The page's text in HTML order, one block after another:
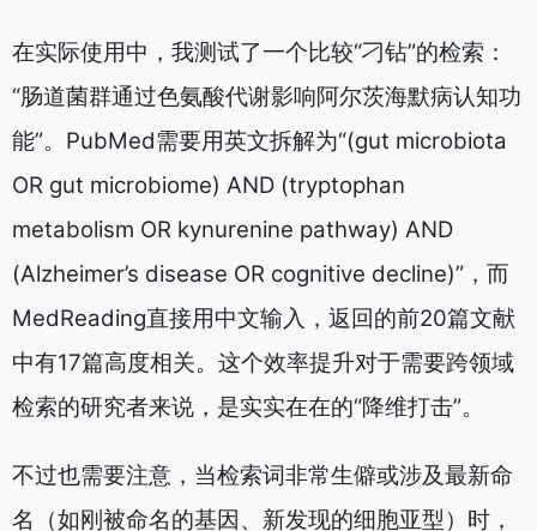
在实际使用中，我测试了一个比较“刁钻”的检索：
“肠道菌群通过色氨酸代谢影响阿尔茨海默病认知功
能”。PubMed需要用英文拆解为“(gut microbiota
OR gut microbiome) AND (tryptophan
metabolism OR kynurenine pathway) AND
(Alzheimer’s disease OR cognitive decline)”，而
MedReading直接用中文输入，返回的前20篇文献
中有17篇高度相关。这个效率提升对于需要跨领域
检索的研究者来说，是实实在在的“降维打击”。
不过也需要注意，当检索词非常生僻或涉及最新命
名（如刚被命名的基因、新发现的细胞亚型）时，